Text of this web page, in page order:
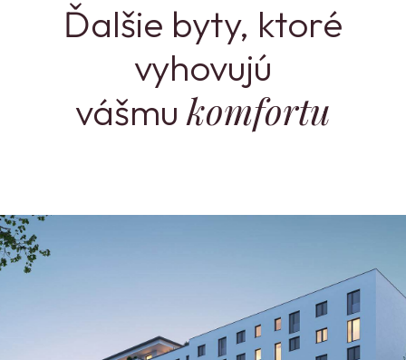
Ďalšie byty, ktoré
vyhovujú
vášmukomfortu